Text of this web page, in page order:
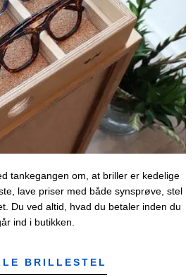
tankegangen om, at briller er kedelige
lave priser med både synsprøve, stel
Du ved altid, hvad du betaler inden du
ind i butikken.
BRILLESTEL